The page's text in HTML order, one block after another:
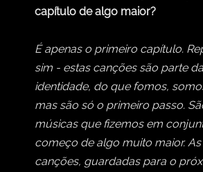
capítulo de algo maior?
É apenas o primeiro capítulo.
sim - estas canções são parte
identidade, do que fomos,
mas são só o primeiro passo.
músicas que fizemos em
começo de algo muito maior.
canções, guardadas para o